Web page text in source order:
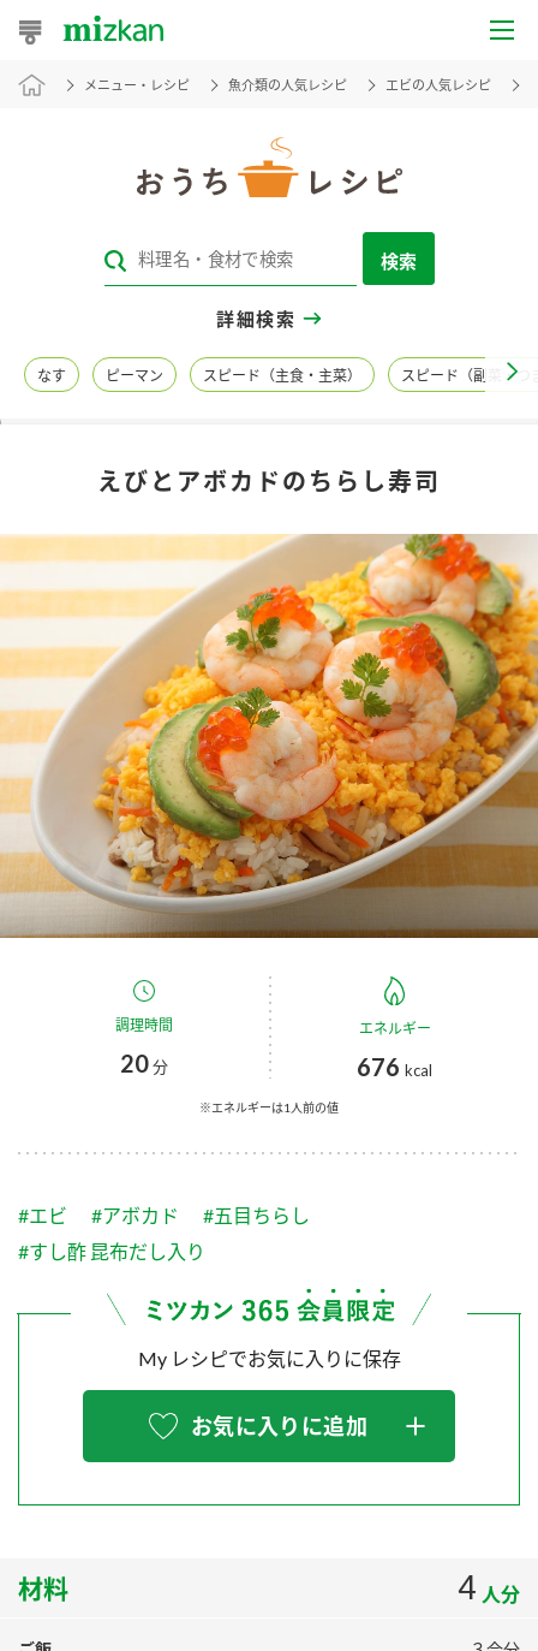
おうちレシピ
レシピカテゴリ一覧
レシピ名特集
商品情報
商品カテゴリ
調味酢
お酢ドリンク ぽん酢
みりん風・料理酒 鍋用調味料
つゆ たれ
スープ 中華
ふりかけ
炊き込みご飯の素 米飯用調味液
Fibee
新商品一覧
キャンペーン情報
ブランド・スペシャルサイト
ブランド・スペシャルサイト トップ
商品ブランドサイト
Fibee（ファイビー）
くらしプラ酢
お酢ドリンク
つゆ
納豆のサイト
三ツ判山吹
スペシャルサイト
お酢を知ろう！
すしラボ
納豆の豆知識
企業情報
国内事業概要
企業理念
ミツカンの歴史
ミツカンを知る
環境への取り組み
MIM（ミツカンミュージアム）
お客様相談センター
お客様の声をいかしました
販売終了製品のご案内
よくあるご質問
メニュー・レシピ 魚介類の人気レシピ エビの人気レシピ
検索
詳細検索
なす ピーマン スピード（主食・主菜） スピード（副菜・つ
えびとアボカドのちらし寿司
調理時間
20分
エネルギー
676 kcal
※エネルギーは1人前の値
#エビ #アボカド
#五目ちらし
#すし酢 昆布だし入り
My レシピでお気に入りに保存
お気に入りに追加
材料 4 人分